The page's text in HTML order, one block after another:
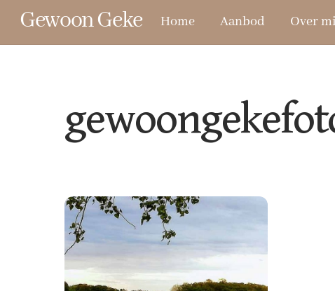
SkipGewoon Geke Home Aanbod Over